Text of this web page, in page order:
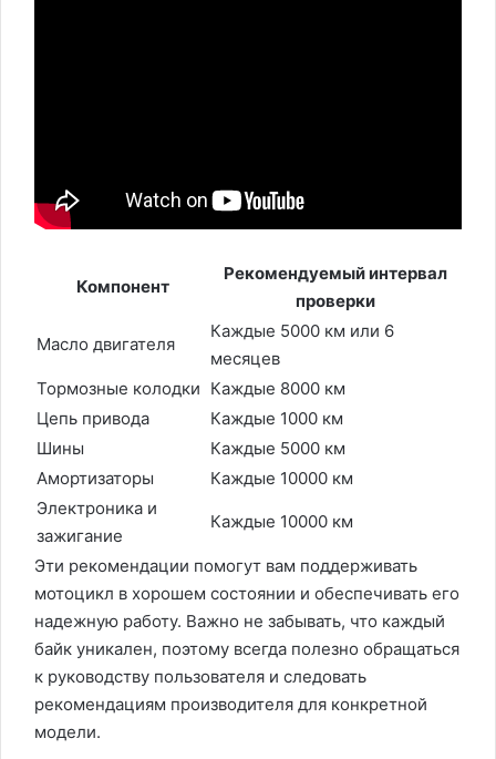
Компонент
Рекомендуемый интервал
проверки
Масло двигателя
Каждые 5000 км или 6
месяцев
Тормозные колодки Каждые 8000 км
Цепь привода
Каждые 1000 км
Шины
Каждые 5000 км
Амортизаторы
Каждые 10000 км
Электроника и
зажигание
Каждые 10000 км
Эти рекомендации помогут вам поддерживать
мотоцикл в хорошем состоянии и обеспечивать его
надежную работу. Важно не забывать, что каждый
байк уникален, поэтому всегда полезно обращаться
к руководству пользователя и следовать
рекомендациям производителя для конкретной
модели.